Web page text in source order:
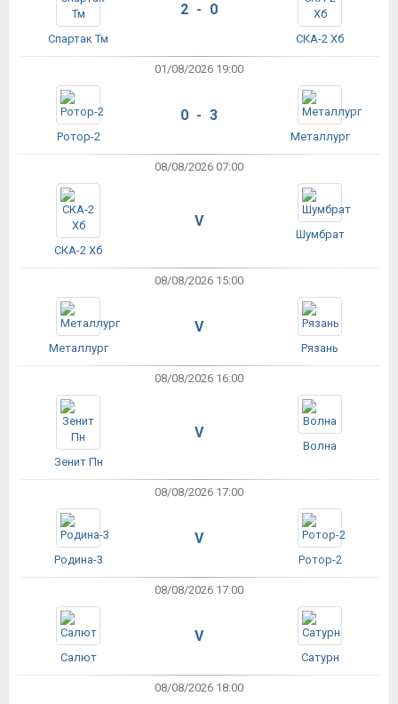
Спартак Тм
2 - 0
СКА-2 Хб
01/08/2026 19:00
Ротор-2
0 - 3
Металлург
08/08/2026 07:00
СКА-2 Хб
V
Шумбрат
08/08/2026 15:00
Металлург
V
Рязань
08/08/2026 16:00
Зенит Пн
V
Волна
08/08/2026 17:00
Родина-3
V
Ротор-2
08/08/2026 17:00
Салют
V
Сатурн
08/08/2026 18:00